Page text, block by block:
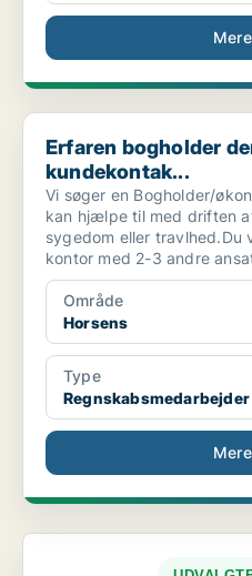
Erfaren bogholder der har
Erfaren bogholder
kundekontak...
Vi søger en Bogholder/
kan hjælpe til med driften
sygedom eller travlhed.Du
kontor med 2-3 andre
Område
Horsens
Type
Regnskabsmedarbejder